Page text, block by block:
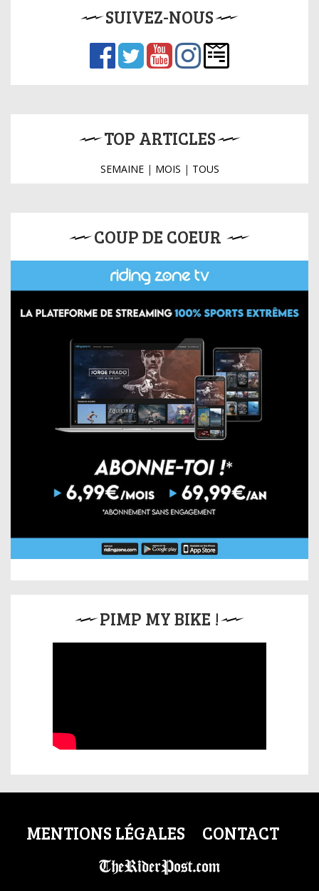
SUIVEZ-NOUS
TOP ARTICLES
SEMAINE| MOIS | TOUS
COUP DE COEUR
PIMP MY BIKE !
MENTIONS LÉGALES CONTACT